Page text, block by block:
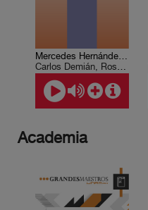
Mercedes Hernández narra…
Carlos Demián, Rosario Novoa
Academia